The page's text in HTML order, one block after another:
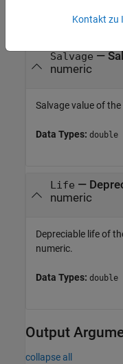
Salvage —
numeric
Salvage value of
Data Types: double
Life —
numeric
Depreciable life of
numeric.
Data Types: double
Output
collapse all
Kontakt zu